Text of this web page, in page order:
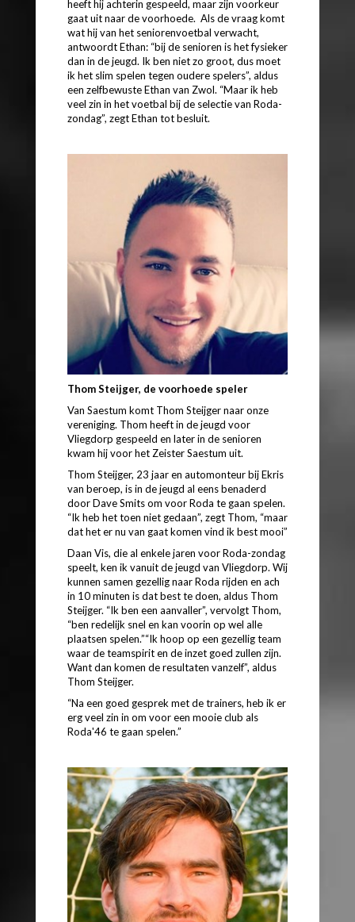
heeft hij achterin gespeeld, maar zijn voorkeur
gaat uit naar de voorhoede. Als de vraag komt
wat hij van het seniorenvoetbal verwacht,
antwoordt Ethan: “bij de senioren is het fysieker
dan in de jeugd. Ik ben niet zo groot, dus moet
ik het slim spelen tegen oudere spelers”, aldus
een zelfbewuste Ethan van Zwol. “Maar ik heb
veel zin in het voetbal bij de selectie van Roda-
zondag”, zegt Ethan tot besluit.
Thom Steijger, de voorhoede speler
Van Saestum komt Thom Steijger naar onze
vereniging. Thom heeft in de jeugd voor
Vliegdorp gespeeld en later in de senioren
kwam hij voor het Zeister Saestum uit.
Thom Steijger, 23 jaar en automonteur bij Ekris
van beroep, is in de jeugd al eens benaderd
door Dave Smits om voor Roda te gaan spelen.
“Ik heb het toen niet gedaan”, zegt Thom, “maar
dat het er nu van gaat komen vind ik best mooi”
Daan Vis, die al enkele jaren voor Roda-zondag
speelt, ken ik vanuit de jeugd van Vliegdorp. Wij
kunnen samen gezellig naar Roda rijden en ach
in 10 minuten is dat best te doen, aldus Thom
Steijger. “Ik ben een aanvaller”, vervolgt Thom,
“ben redelijk snel en kan voorin op wel alle
plaatsen spelen.”“Ik hoop op een gezellig team
waar de teamspirit en de inzet goed zullen zijn.
Want dan komen de resultaten vanzelf”, aldus
Thom Steijger.
“Na een goed gesprek met de trainers, heb ik er
erg veel zin in om voor een mooie club als
Roda'46 te gaan spelen.”